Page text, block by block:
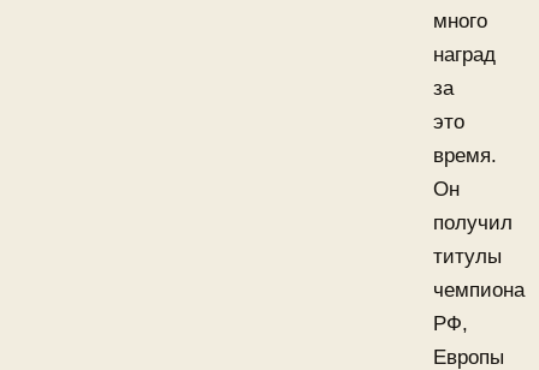
много
наград
за
это
время.
Он
получил
титулы
чемпиона
РФ,
Европы